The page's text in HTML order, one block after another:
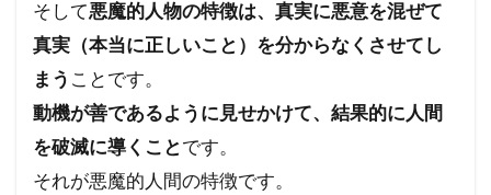
そして悪魔的人物の特徴は、真実に悪意を混ぜて
真実（本当に正しいこと）を分からなくさせてし
まう ことです。
動機が善であるように見せかけて、結果的に人間
を破滅に導くことです。
それが悪魔的人間の特徴です。